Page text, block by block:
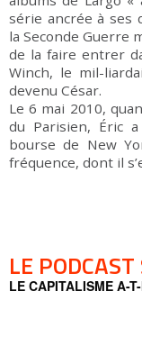
série ancrée à ses
la Seconde Guerre
de la faire entrer
Winch, le mil-
devenu César.
Le 6 mai 2010,
du Parisien, Éric
bourse de New
fréquence, dont il
LE
LE CAPITALISME A-